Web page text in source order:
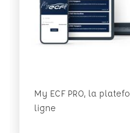
My ECF PRO, la
ligne